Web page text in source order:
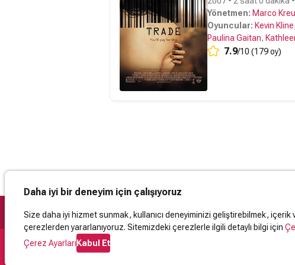
Yönetmen: Marco
Oyuncular: Kevin Kline,
Paulina Gaitan,
7.9/10 (179 oy)
Daha iyi bir deneyim için çalışıyoruz
Size daha iyi hizmet sunmak, kullanıcı deneyiminizi geliştirebilmek, içerik
çerezlerden yararlanıyoruz. Sitemizdeki çerezlerle ilgili detaylı bilgi için
Çerez AyarlarıKabul Et
Destek